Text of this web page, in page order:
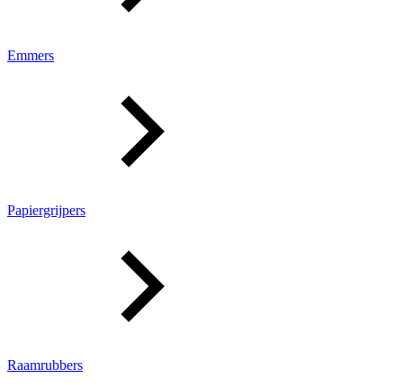
Emmers
Papiergrijpers
Raamrubbers